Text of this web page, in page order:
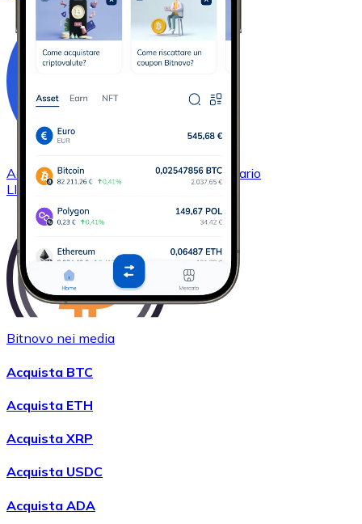
AcquistareChainlink
con bonifico bancario
LINK
AcquistareWrapped Bitcoin
Bitnovo nei media
Acquista BTC
Acquista ETH
Acquista XRP
Acquista USDC
Acquista ADA